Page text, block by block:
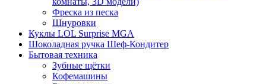
Фреска из песка
Шнуровки
Куклы LOL Surprise MGA
Шоколадная ручка Шеф-Кондитер
Бытовая техника
Зубные щётки
Кофемашины